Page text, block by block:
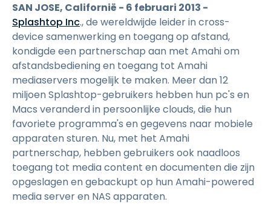
SAN JOSE, Californië - 6 februari 2013 -
Splashtop Inc., de wereldwijde leider in cross-
device samenwerking en toegang op afstand,
kondigde een partnerschap aan met Amahi om
afstandsbediening en toegang tot Amahi
mediaservers mogelijk te maken. Meer dan 12
miljoen Splashtop-gebruikers hebben hun pc's en
Macs veranderd in persoonlijke clouds, die hun
favoriete programma's en gegevens naar mobiele
apparaten sturen. Nu, met het Amahi
partnerschap, hebben gebruikers ook naadloos
toegang tot media content en documenten die zijn
opgeslagen en gebackupt op hun Amahi-powered
media server en NAS apparaten.